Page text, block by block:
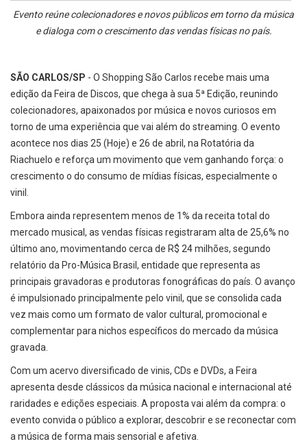
Evento reúne colecionadores e novos públicos em torno da música
e dialoga com o crescimento das vendas físicas no país.
SÃO CARLOS/SP - O Shopping São Carlos recebe mais uma
edição da Feira de Discos, que chega à sua 5ª Edição, reunindo
colecionadores, apaixonados por música e novos curiosos em
torno de uma experiência que vai além do streaming. O evento
acontece nos dias 25 (Hoje) e 26 de abril, na Rotatória da
Riachuelo e reforça um movimento que vem ganhando força: o
crescimento o do consumo de mídias físicas, especialmente o
vinil.
Embora ainda representem menos de 1% da receita total do
mercado musical, as vendas físicas registraram alta de 25,6% no
último ano, movimentando cerca de R$ 24 milhões, segundo
relatório da Pro-Música Brasil, entidade que representa as
principais gravadoras e produtoras fonográficas do país. O avanço
é impulsionado principalmente pelo vinil, que se consolida cada
vez mais como um formato de valor cultural, promocional e
complementar para nichos específicos do mercado da música
gravada.
Com um acervo diversificado de vinis, CDs e DVDs, a Feira
apresenta desde clássicos da música nacional e internacional até
raridades e edições especiais. A proposta vai além da compra: o
evento convida o público a explorar, descobrir e se reconectar com
a música de forma mais sensorial e afetiva.